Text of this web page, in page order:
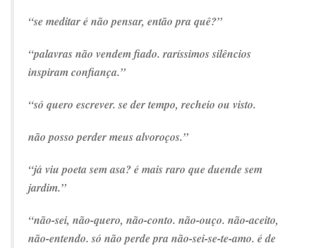
“se meditar é não pensar, então pra quê?”
“palavras não vendem fiado. raríssimos silêncios
inspiram confiança.”
“só quero escrever. se der tempo, recheio ou visto.
não posso perder meus alvoroços.”
“já viu poeta sem asa? é mais raro que duende sem
jardim.”
“não-sei, não-quero, não-conto. não-ouço. não-aceito,
não-entendo. só não perde pra não-sei-se-te-amo. é de